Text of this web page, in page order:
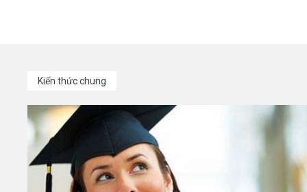
Kiến thức chung